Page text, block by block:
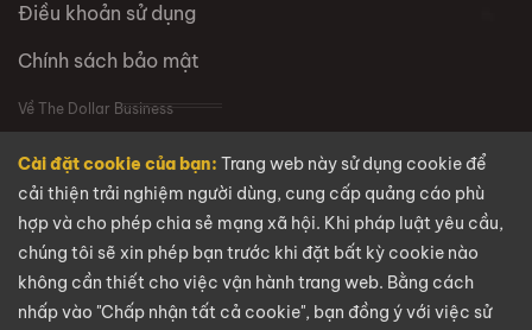
Điều khoản sử dụng
Chính sách bảo mật
Về The Dollar Business
VỀ CHÚNG TÔI
Câu hỏi thường gặp
Tuyển dụng
Liên hệ
Cài đặt cookie của bạn: Trang web này sử dụng cookie để
cải thiện trải nghiệm người dùng, cung cấp quảng cáo phù
hợp và cho phép chia sẻ mạng xã hội. Khi pháp luật yêu cầu,
chúng tôi sẽ xin phép bạn trước khi đặt bất kỳ cookie nào
không cần thiết cho việc vận hành trang web. Bằng cách
nhấp vào "Chấp nhận tất cả cookie", bạn đồng ý với việc sử